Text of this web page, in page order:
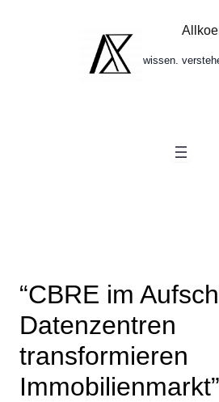
wissen.
“CBRE im
Datenzentren
transformieren
Immobilienmarkt”